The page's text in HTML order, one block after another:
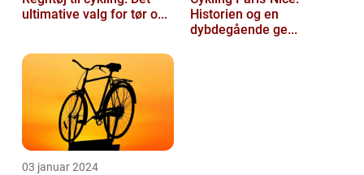
ultimative valg for tør o...
Historien og en
dybdegående ge...
03 januar 2024